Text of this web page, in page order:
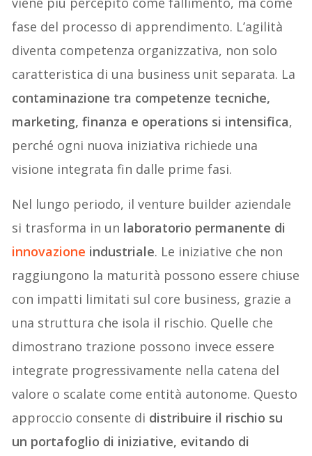
fase del processo di apprendimento. L’agilità
diventa competenza organizzativa, non solo
caratteristica di una business unit separata. La
contaminazione tra competenze tecniche,
marketing, finanza e operations si intensifica,
perché ogni nuova iniziativa richiede una
visione integrata fin dalle prime fasi.
Nel lungo periodo, il venture builder aziendale
si trasforma in un laboratorio permanente di
innovazione industriale. Le iniziative che non
raggiungono la maturità possono essere chiuse
con impatti limitati sul core business, grazie a
una struttura che isola il rischio. Quelle che
dimostrano trazione possono invece essere
integrate progressivamente nella catena del
valore o scalate come entità autonome. Questo
approccio consente di distribuire il rischio su
un portafoglio di iniziative, evitando di